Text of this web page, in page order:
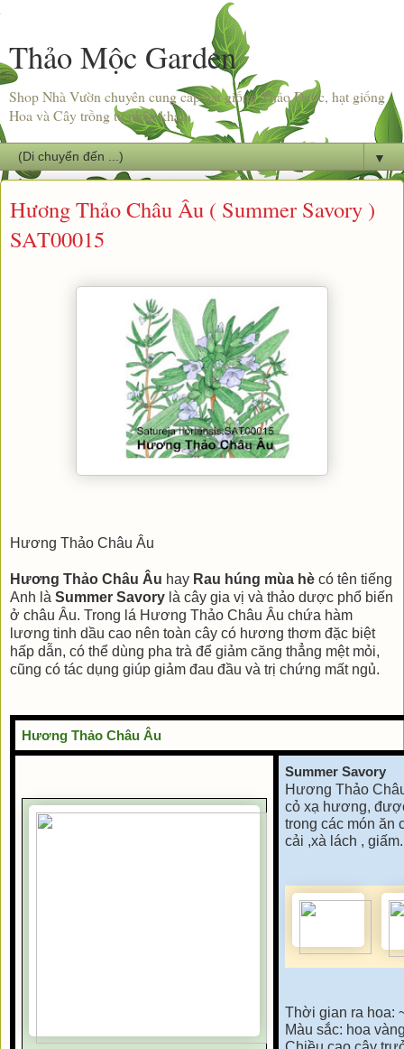
Thảo Mộc Garden
Shop Nhà Vườn chuyên cung cấp hạt giống Thảo Dược, hạt giống
Hoa và Cây trồng từ nhập khẩu.
▼
Hương Thảo Châu Âu ( Summer Savory )
SAT00015
Hương Thảo Châu Âu
Hương Thảo Châu Âu hay Rau húng mùa hè có tên tiếng
Anh là Summer Savory là cây gia vị và thảo dược phổ biến
ở châu Âu. Trong lá Hương Thảo Châu Âu chứa hàm
lương tinh dầu cao nên toàn cây có hương thơm đặc biệt
hấp dẫn, có thể dùng pha trà để giảm căng thẳng mệt mỏi,
cũng có tác dụng giúp giảm đau đầu và trị chứng mất ngủ.
Hương Thảo Châu Âu
Summer Savory
Hương Thảo
cỏ xạ hương,
trong các món ăn
cải ,xà lách ,
Thời gian ra hoa:
Màu sắc: hoa